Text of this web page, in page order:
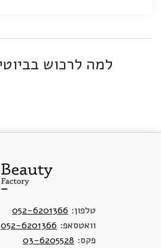
למה לרכוש
טלפון: 052-6201366
וואטסאפ: 052-6201366
פקס: 03-6205528